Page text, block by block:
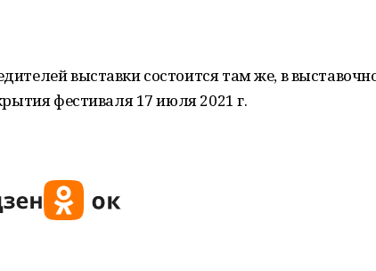
выставки состоится там же, в
фестиваля 17 июля 2021 г.